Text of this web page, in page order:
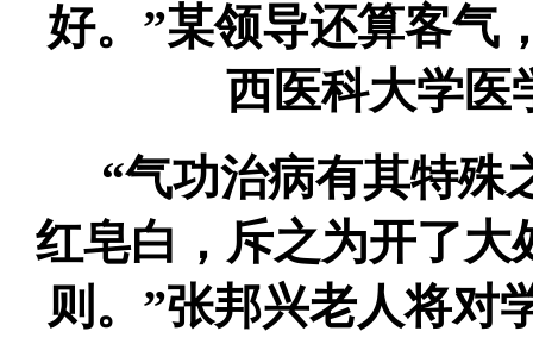
好。”某领导还算客气
西医科大学医
“气功治病有其特殊
红皂白，斥之为开了大
则。”张邦兴老人将对